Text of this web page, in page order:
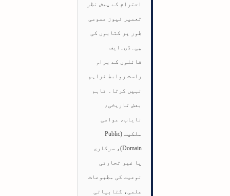
احترام کے پیش نظر
تعمیر نیوز عمومی
طور پر کتابوں کی
پی۔ڈی۔ایف
فائلوں کے براہِ
راست روابط فراہم
نہیں کرتا۔ تاہم
بعض تاریخی،
نایاب، عوامی
ملکیت (Public
Domain)، سرکاری
یا غیر تجارتی
نوعیت کی مطبوعات
علمی، کتابیاتی